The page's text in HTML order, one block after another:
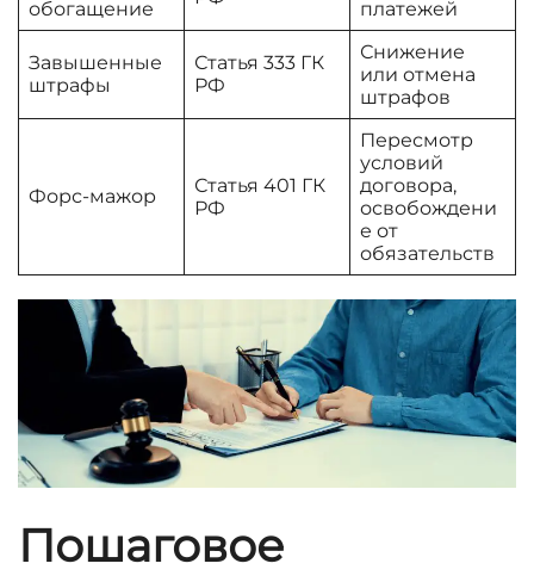
обогащение
платежей
Завышенные
штрафы
Статья 333 ГК
РФ
Снижение
или отмена
штрафов
Форс-мажор
Статья 401 ГК
РФ
Пересмотр
условий
договора,
освобождени
е от
обязательств
Пошаговое